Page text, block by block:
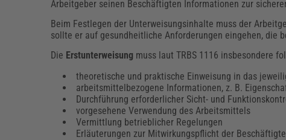
Arbeitgeber seinen Beschäftigten Informationen zur
Beim Festlegen der Unterweisungsinhalte muss der
sollte er auf gesundheitliche Anforderungen eingehen,
Die Erstunterweisung muss laut TRBS 1116 insbesondere
theoretische und praktische Einweisung in das
arbeitsmittelbezogene Informationen, z. B.
Durchführung erforderlicher Sicht- und
vorgesehene Verwendung des Arbeitsmittels
Vermittlung betrieblicher Regelungen
Erläuterungen zur Mitwirkungspflicht der